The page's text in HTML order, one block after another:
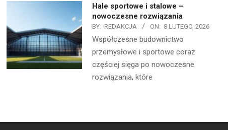
Hale sportowe i stalowe –
nowoczesne rozwiązania
BY: REDAKCJA ON: 8 LUTEGO, 2026
Współczesne budownictwo
przemysłowe i sportowe coraz
częściej sięga po nowoczesne
rozwiązania, które